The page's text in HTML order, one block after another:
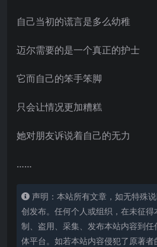
自己当初的谎言是多么幼稚
迈尔需要的是一个真正的护士
它而自己的笨手笨脚
只会让情况更加糟糕
她对朋友诉说着自己的无力
……
声明：本站所有文章，如无特殊
创发布。任何个人或组织，在未征得
制、盗用、采集、发布本站内容到
体平台。如若本站内容侵犯了原著